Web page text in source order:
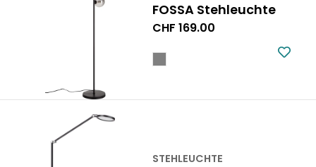
FOSSA Stehleuchte
Regulärer
CHF 169.00
STEHLEUCHTE